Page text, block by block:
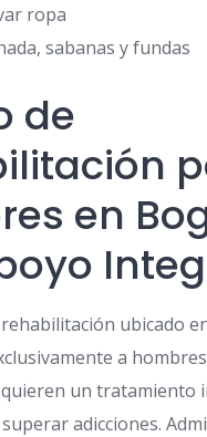
ropa
sabanas y fundas
de
en
ubicado
a
un tratamiento
adicciones.